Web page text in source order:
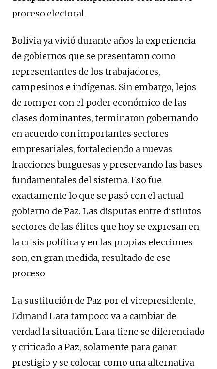
proceso electoral.
Bolivia ya vivió durante años la experiencia
de gobiernos que se presentaron como
representantes de los trabajadores,
campesinos e indígenas. Sin embargo, lejos
de romper con el poder económico de las
clases dominantes, terminaron gobernando
en acuerdo con importantes sectores
empresariales, fortaleciendo a nuevas
fracciones burguesas y preservando las bases
fundamentales del sistema. Eso fue
exactamente lo que se pasó con el actual
gobierno de Paz. Las disputas entre distintos
sectores de las élites que hoy se expresan en
la crisis política y en las propias elecciones
son, en gran medida, resultado de ese
proceso.
La sustitución de Paz por el vicepresidente,
Edmand Lara tampoco va a cambiar de
verdad la situación. Lara tiene se diferenciado
y criticado a Paz, solamente para ganar
prestigio y se colocar como una alternativa